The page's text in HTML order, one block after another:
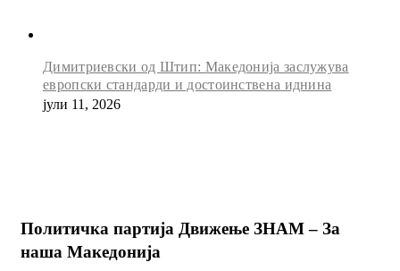
Димитриевски од Штип: Македонија заслужува
европски стандарди и достоинствена иднина
јули 11, 2026
Политичка партија Движење ЗНАМ – За
наша Македонија